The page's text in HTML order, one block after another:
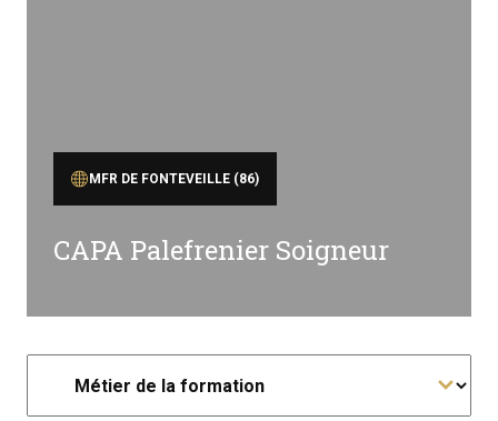
MFR DE FONTEVEILLE (86)
CAPA Palefrenier Soigneur